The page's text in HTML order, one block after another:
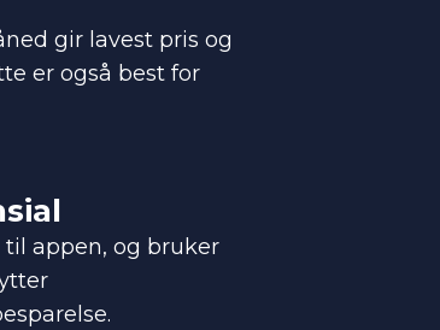
gir lavest pris og
er også best for
appen, og bruker